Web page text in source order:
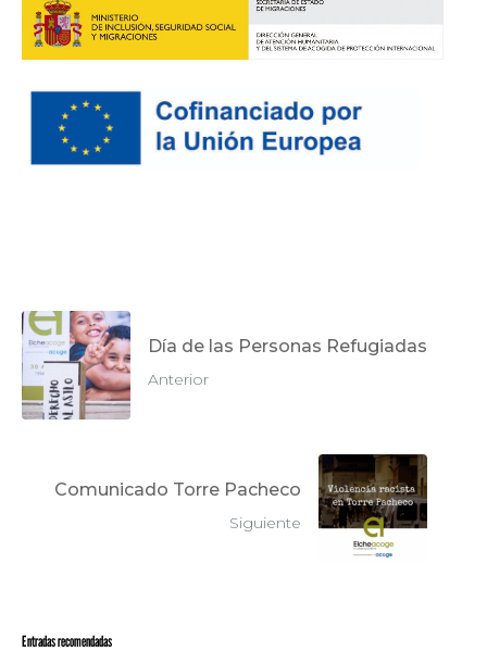
Día de las Personas Refugiadas
Anterior
Comunicado Torre Pacheco
Siguiente
Entradas recomendadas